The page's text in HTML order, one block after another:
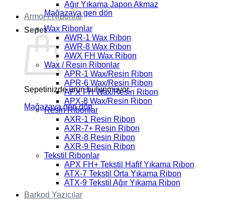
Mağazaya geri dön
Sepet
Sepetinizde ürün bulunmuyor.
Mağazaya geri dön
Ağır Yıkama Japon Akmaz
Armor / Ribonlar
Wax Ribonlar
AWR-1 Wax Ribon
AWR-8 Wax Ribon
AWX FH Wax Ribon
Wax / Resin Ribonlar
APR-1 Wax/Resin Ribon
APR-6 Wax/Resin Ribon
APX FH Wax/Resin Ribon
APX-8 Wax/Resin Ribon
Resin Ribonlar
AXR-1 Resin Ribon
AXR-7+ Resin Ribon
AXR-8 Resin Ribon
AXR-9 Resin Ribon
Tekstil Ribonlar
APX FH+ Tekstil Hafif Yıkama Ribon
ATX-7 Tekstil Orta Yıkama Ribon
ATX-9 Tekstil Ağır Yıkama Ribon
Barkod Yazıcılar